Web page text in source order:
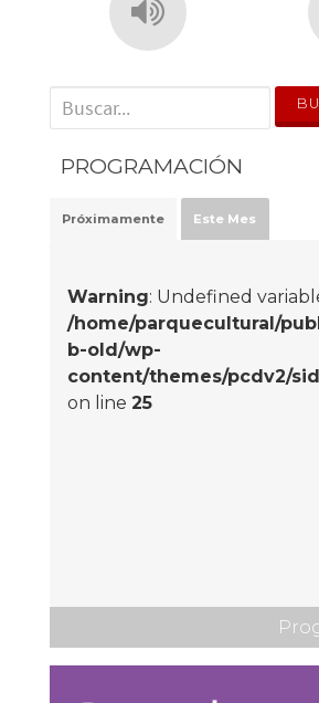
' . __('Search for:') . '
PROGRAMACIÓN
Próximamente Este Mes
Warning: Undefined
/home/parquecultural/
b-old/wp-
content/themes/pcdv2/
on line 25